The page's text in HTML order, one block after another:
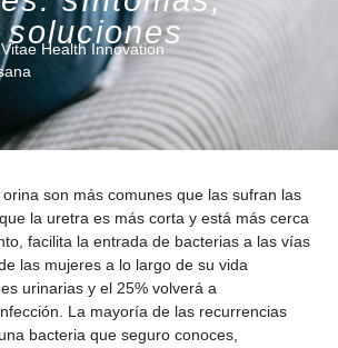
Vitae Health Innovation
son más comunes que las sufran las
la uretra es más corta y está más cerca
facilita la entrada de bacterias a las vías
las mujeres a lo largo de su vida
urinarias y el 25% volverá a
La mayoría de las recurrencias
bacteria que seguro conoces,